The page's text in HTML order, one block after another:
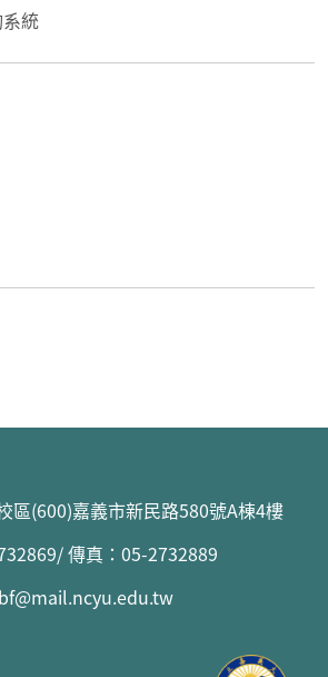
統
區(600)嘉義市新民路580號A棟4樓
傳真：05-2732889